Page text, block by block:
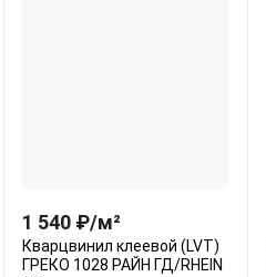
1 540 ₽/м²
Кварцвинил клеевой (LVT)
ГРЕКО 1028 РАЙН ГД/RHEIN